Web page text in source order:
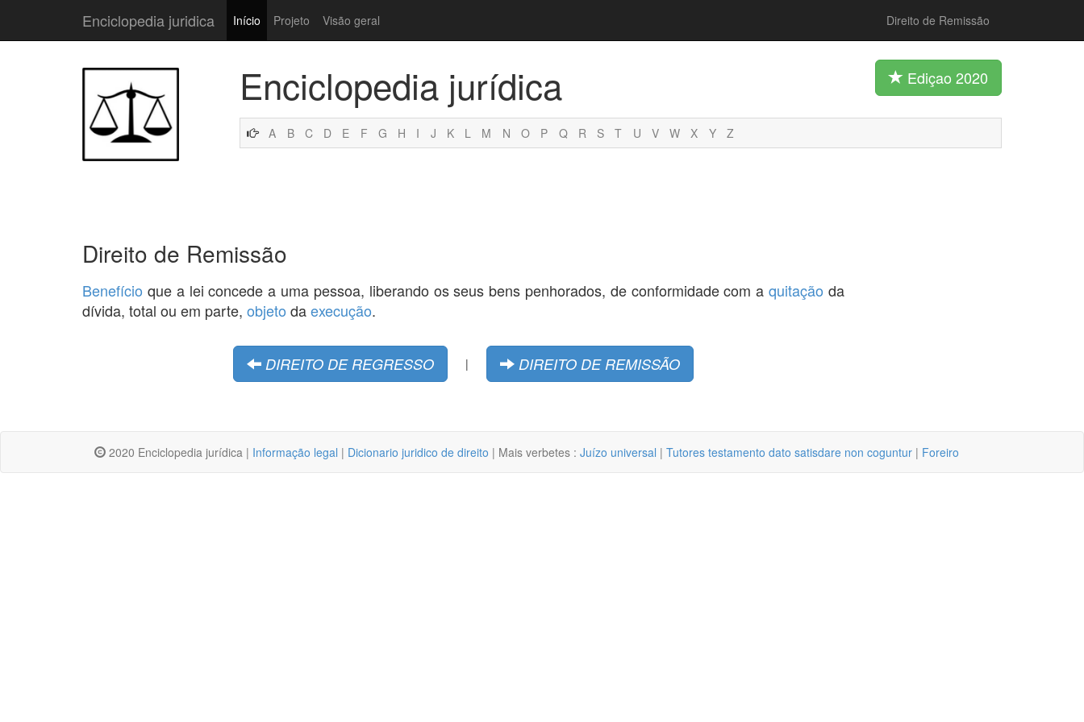
Enciclopedia juridica Início Projeto Visão geral Direito de Remissão
Enciclopedia jurídica Ediçao 2020
A B C D E F G H I J K L M N O P Q R S T U V W X Y Z
Direito de Remissão
Benefício que a lei concede a uma pessoa, liberando os seus bens penhorados, de conformidade com aquitação da
dívida, total ou em parte, objeto daexecução.
DIREITO DE REGRESSO | DIREITO DE REMISSÃO
2020 Enciclopedia jurídica | Informação legal | Dicionario juridico de direito | Mais verbetes : Juízo universal | Tutores testamento dato satisdare non coguntur | Foreiro